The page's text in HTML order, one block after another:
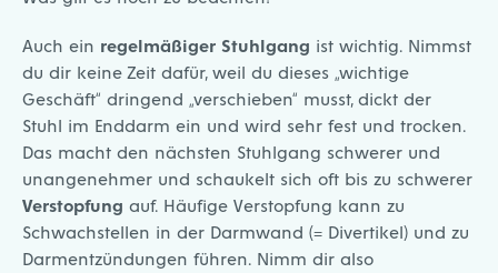
Auch ein regelmäßiger Stuhlgang ist wichtig. Nimmst
du dir keine Zeit dafür, weil du dieses „wichtige
Geschäft“ dringend „verschieben“ musst, dickt der
Stuhl im Enddarm ein und wird sehr fest und trocken.
Das macht den nächsten Stuhlgang schwerer und
unangenehmer und schaukelt sich oft bis zu schwerer
Verstopfung auf. Häufige Verstopfung kann zu
Schwachstellen in der Darmwand (= Divertikel) und zu
Darmentzündungen führen. Nimm dir also